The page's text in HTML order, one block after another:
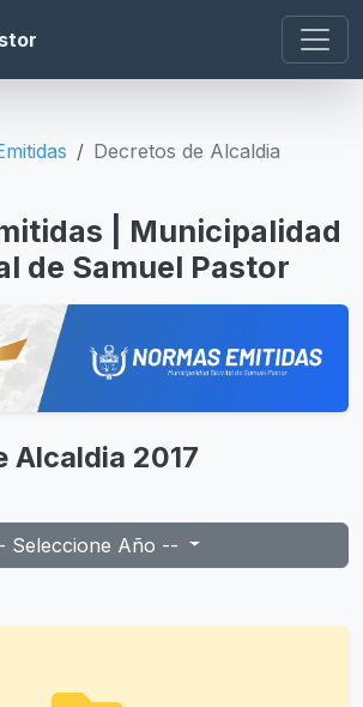
Decretos de Alcaldia
| Municipalidad
de Samuel Pastor
Alcaldia 2017
Seleccione Año --